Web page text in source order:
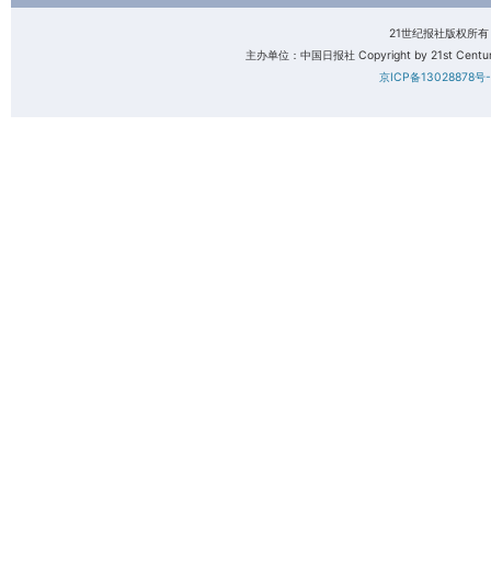
21世纪报社版权所
主办单位：中国日报社 Copyright by 21st
京ICP备13028878号